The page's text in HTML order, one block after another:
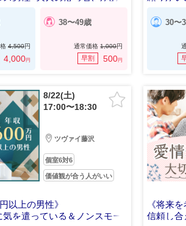
4,500円
4,000円
38〜49歳
通常価格1,000円
早割 500円
30〜
8/22(土)
17:00〜18:30
ツヴァイ藤沢
個室6対6
価値観が合う人がいい
以上の男性》
を遣っている＆ノンスモー
《将来
信頼し合